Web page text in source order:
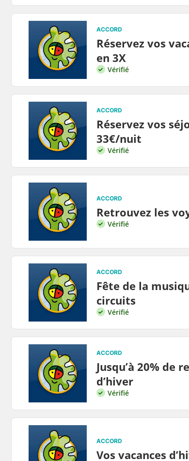
ACCORD
Réservez vos
en 3X
Vérifié
ACCORD
Réservez vos
33€/nuit
Vérifié
ACCORD
Retrouvez les
Vérifié
ACCORD
Fête de la
circuits
Vérifié
ACCORD
Jusqu’à 20% de
d’hiver
Vérifié
ACCORD
Vos vacances